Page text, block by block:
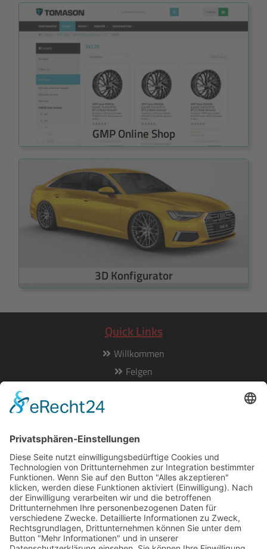
GMP Online Shop
3D Konfigurator
Quick Links
Willkommen
Felgen
Unsern Service erreichen Sie Montags bis Freitags von 8:00
bis 17:00 Uhr:
Hotline:+49 201 36403-0
E-Mail:info@tomason.de
Informationen